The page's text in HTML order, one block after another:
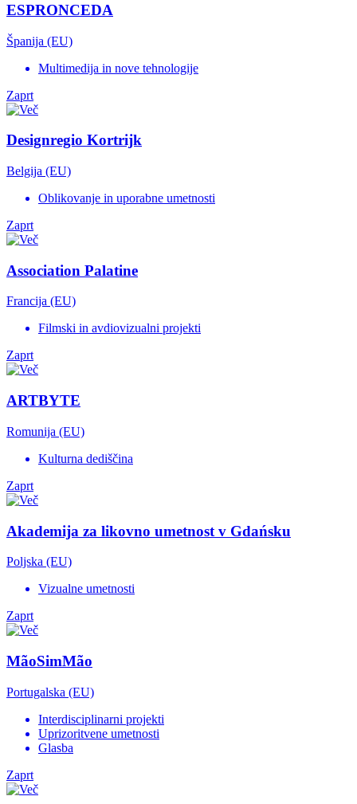
ESPRONCEDA
Španija (EU)
Multimedija in nove tehnologije
Zaprt
Designregio Kortrijk
Belgija (EU)
Oblikovanje in uporabne umetnosti
Zaprt
Association Palatine
Francija (EU)
Filmski in avdiovizualni projekti
Zaprt
ARTBYTE
Romunija (EU)
Kulturna dediščina
Zaprt
Akademija za likovno umetnost v Gdańsku
Poljska (EU)
Vizualne umetnosti
Zaprt
MãoSimMão
Portugalska (EU)
Interdisciplinarni projekti
Uprizoritvene umetnosti
Glasba
Zaprt